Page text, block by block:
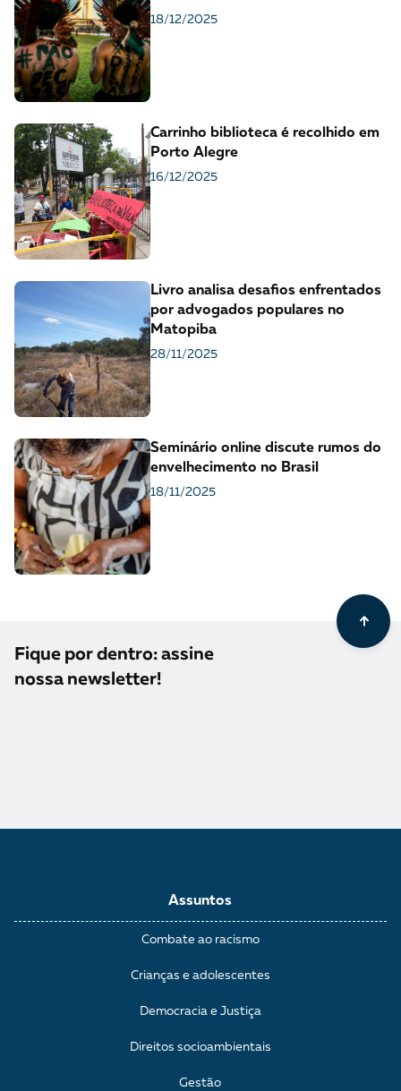
18/12/2025
Carrinho biblioteca é recolhido em
Porto Alegre
16/12/2025
Livro analisa desafios enfrentados
por advogados populares no
Matopiba
28/11/2025
Seminário online discute rumos do
envelhecimento no Brasil
18/11/2025
Fique por dentro: assine
nossa newsletter!
Assuntos
Combate ao racismo
Crianças e adolescentes
Democracia e Justiça
Direitos socioambientais
Gestão